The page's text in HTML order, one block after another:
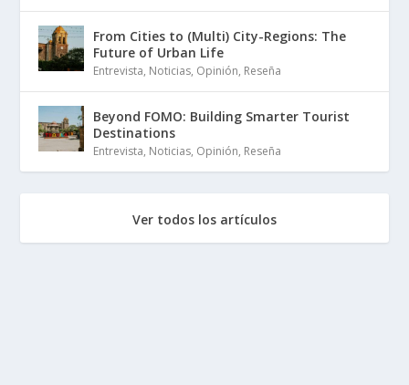
From Cities to (Multi) City-Regions: The
Future of Urban Life
Entrevista, Noticias, Opinión, Reseña
Beyond FOMO: Building Smarter Tourist
Destinations
Entrevista, Noticias, Opinión, Reseña
Ver todos los artículos